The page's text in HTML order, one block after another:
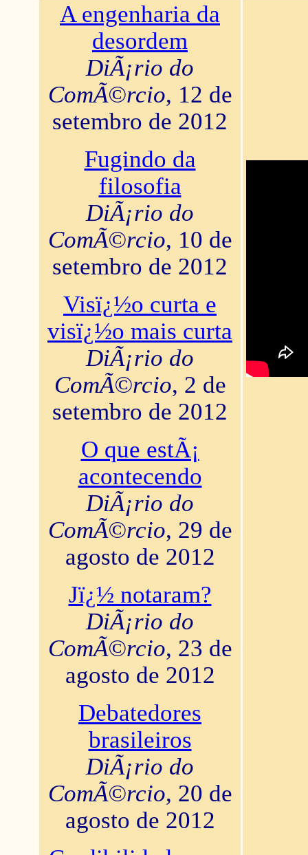
A engenharia da
desordem
DiÃ¡rio do
ComÃ©rcio, 12 de
setembro de 2012
Fugindo da
filosofia
DiÃ¡rio do
ComÃ©rcio, 10 de
setembro de 2012
Visï¿½o curta e
visï¿½o mais curta
DiÃ¡rio do
ComÃ©rcio, 2 de
setembro de 2012
O que estÃ¡
acontecendo
DiÃ¡rio do
ComÃ©rcio, 29 de
agosto de 2012
Jï¿½ notaram?
DiÃ¡rio do
ComÃ©rcio, 23 de
agosto de 2012
Debatedores
brasileiros
DiÃ¡rio do
ComÃ©rcio, 20 de
agosto de 2012